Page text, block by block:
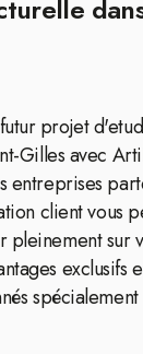
projet
Gilles avec
entreprises
client vous
pleinement sur
exclusifs